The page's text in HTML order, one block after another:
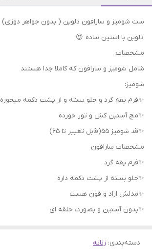
ست شومیز و سارافون دلوین ( بدون جواهر دوزی)
دلوین با استین ساده 😍
مشخصات:
شامل شومیز و سارافون که کاملا جدا هستند
شومیز:
✨️فرم یقه گرد و جلو بسته و از پشت دکمه میخوره
✨️مچ آستین کش و تور خورده
✨️قد شومیز ۵۵(قابل تغییر تا ۶۵)
مشخصات سارافون
✨️فرم یقه گرد
✨️جلو بسته از پشت دکمه داره
✨️مدلش ازاد و فون هست
✨بدون آستین و بصورت حلقه ای
دسته‌بندی: زنانه